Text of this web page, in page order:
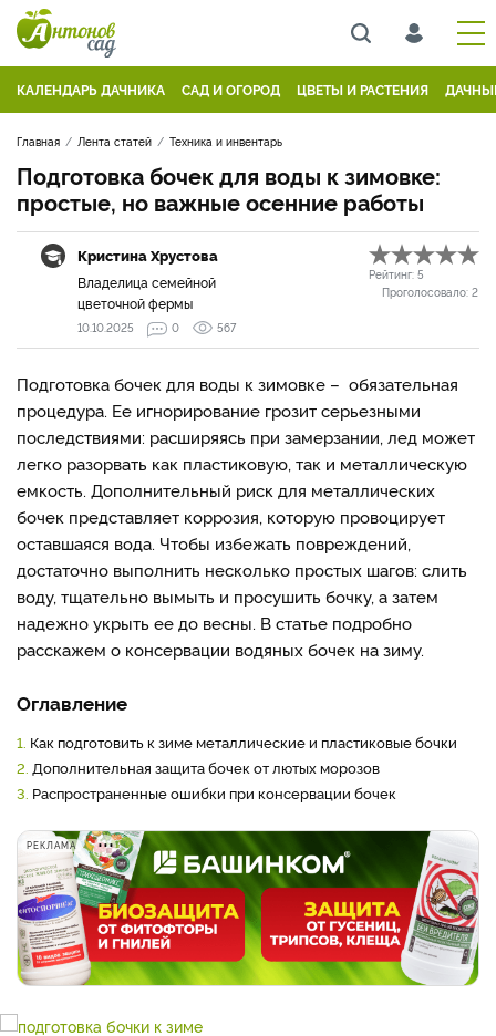
КАЛЕНДАРЬ ДАЧНИКА САД И ОГОРОД ЦВЕТЫ И РАСТЕНИЯ
Главная Лента статей Техника и инвентарь
Подготовка бочек для воды к зимовке:
простые, но важные осенние работы
Кристина Хрустова
Владелица семейной
цветочной фермы
Рейтинг: 5
Проголосовало: 2
10.10.2025 0 567
Подготовка бочек для воды к зимовке – обязательная
процедура. Ее игнорирование грозит серьезными
последствиями: расширяясь при замерзании, лед может
легко разорвать как пластиковую, так и металлическую
емкость. Дополнительный риск для металлических
бочек представляет коррозия, которую провоцирует
оставшаяся вода. Чтобы избежать повреждений,
достаточно выполнить несколько простых шагов: слить
воду, тщательно вымыть и просушить бочку, а затем
надежно укрыть ее до весны. В статье подробно
расскажем о консервации водяных бочек на зиму.
Оглавление
1. Как подготовить к зиме металлические и пластиковые бочки
2. Дополнительная защита бочек от лютых морозов
3. Распространенные ошибки при консервации бочек
РЕКЛАМА